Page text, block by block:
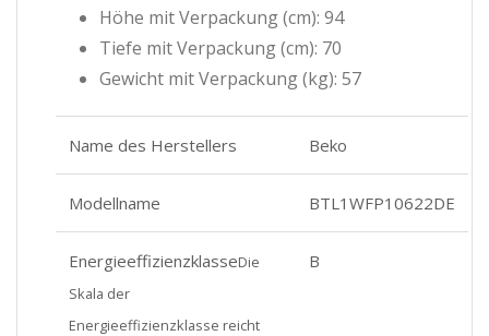
Höhe mit Verpackung (cm): 94
Tiefe mit Verpackung (cm): 70
Gewicht mit Verpackung (kg): 57
Name des Herstellers Beko
Modellname BTL1WFP10622DE
EnergieeffizienzklasseDie
Skala der
Energieeffizienzklasse reicht
B